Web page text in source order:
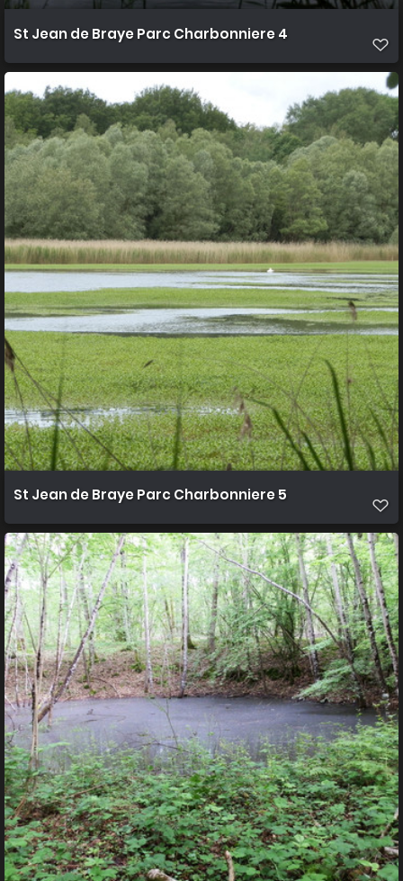
St Jean de Braye Parc Charbonniere 4
St Jean de Braye Parc Charbonniere 5